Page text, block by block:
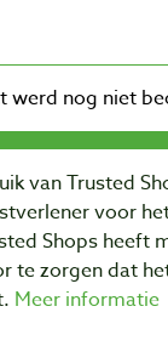
van Trusted
voor
Shops heeft
te zorgen dat
Meer informatie